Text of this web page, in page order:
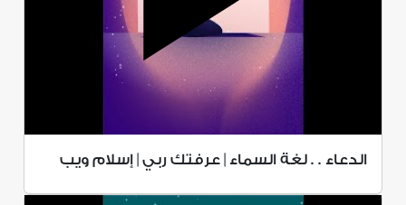
الدعاء . . لغة السماء | عرفتك ربي | إسلام ويب